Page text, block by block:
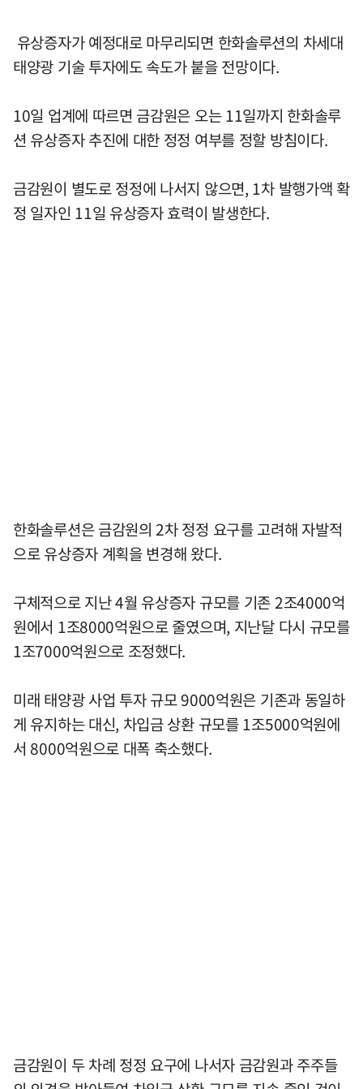
유상증자가 예정대로 마무리되면 한화솔루션의 차세대
태양광 기술 투자에도 속도가 붙을 전망이다.
10일 업계에 따르면 금감원은 오는 11일까지 한화솔루
션 유상증자 추진에 대한 정정 여부를 정할 방침이다.
금감원이 별도로 정정에 나서지 않으면, 1차 발행가액 확
정 일자인 11일 유상증자 효력이 발생한다.
한화솔루션은 금감원의 2차 정정 요구를 고려해 자발적
으로 유상증자 계획을 변경해 왔다.
구체적으로 지난 4월 유상증자 규모를 기존 2조4000억
원에서 1조8000억원으로 줄였으며, 지난달 다시 규모를
1조7000억원으로 조정했다.
미래 태양광 사업 투자 규모 9000억원은 기존과 동일하
게 유지하는 대신, 차입금 상환 규모를 1조5000억원에
서 8000억원으로 대폭 축소했다.
금감원이 두 차례 정정 요구에 나서자 금감원과 주주들